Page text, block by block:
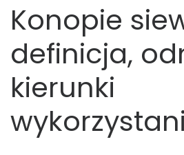
Konopie
definicja,
kierunki